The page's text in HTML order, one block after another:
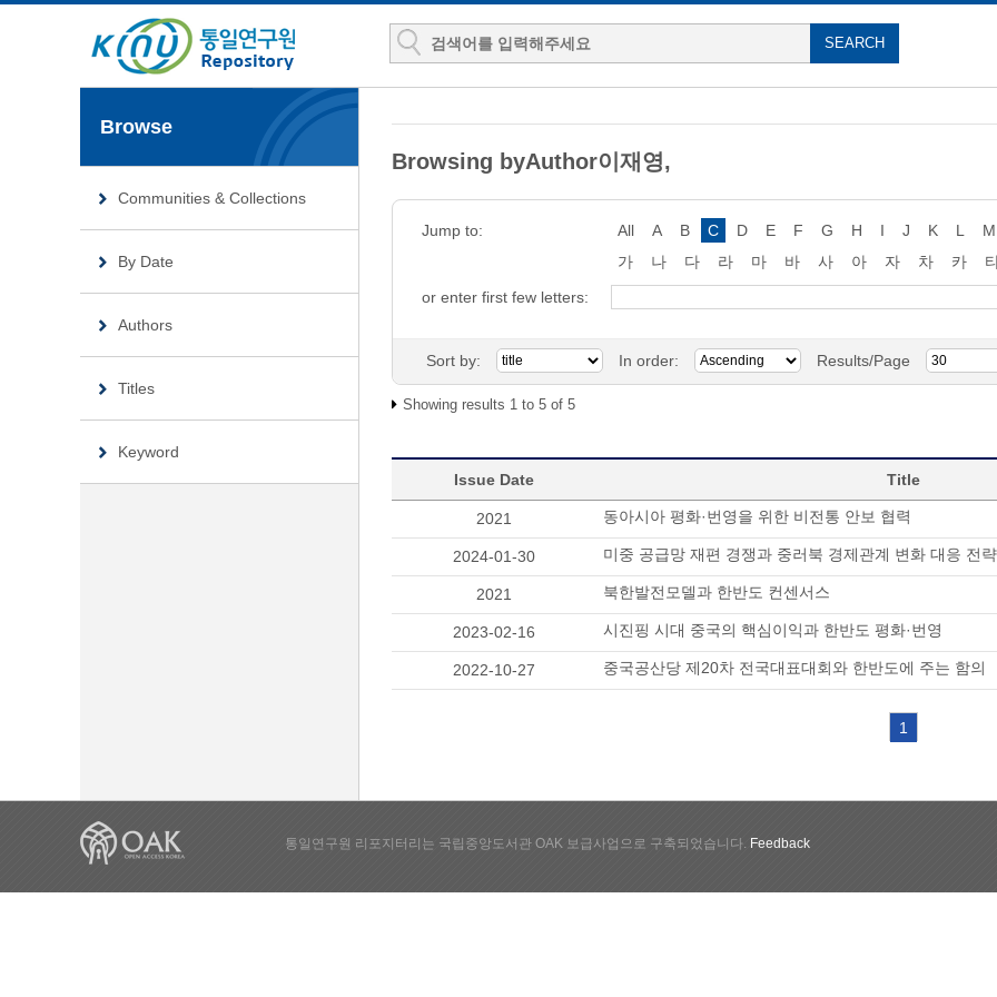
Browse
Communities & Collections
By Date
Authors
Titles
Keyword
Browsing byAuthor이재영,
Jump to: All A B C D E F G H I J K L M
가
나 다 라 마 바 사 아 자 차 카
or enter first few letters:
Sort by: In order: Results/Page
Showing results 1 to 5 of 5
Issue Date Title
2021 동아시아 평화·번영을 위한 비전통 안보 협력
2024-01-30 미중 공급망 재편 경쟁과 중러북 경제관계 변화 대응 전략
2021 북한발전모델과 한반도 컨센서스
2023-02-16 시진핑 시대 중국의 핵심이익과 한반도 평화·번영
2022-10-27 중국공산당 제20차 전국대표대회와 한반도에 주는 함의
1
통일연구원 리포지터리는 국립중앙도서관 OAK 보급사업으로 구축되었습니다. Feedback